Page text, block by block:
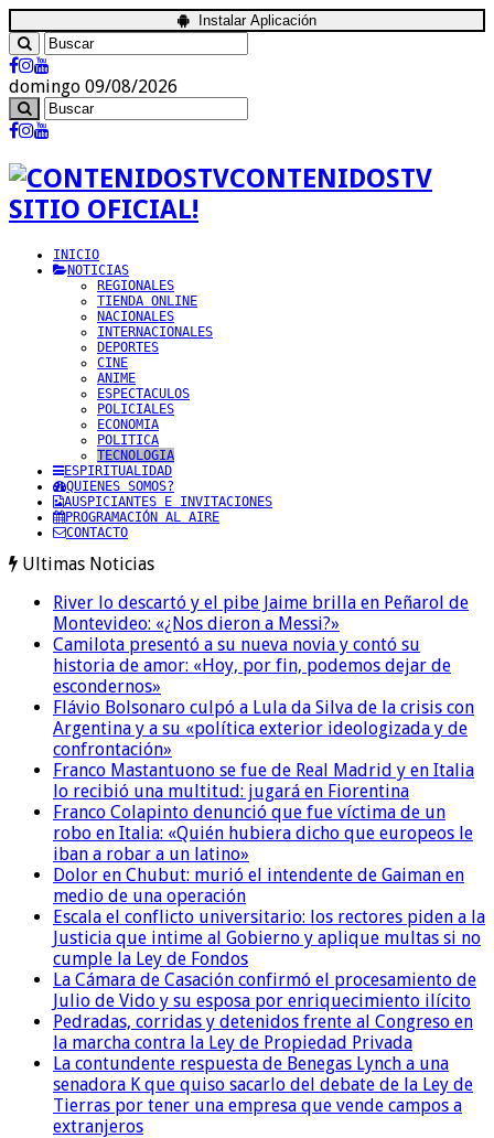
Instalar Aplicación
domingo 09/08/2026
CONTENIDOSTV
SITIO OFICIAL!
INICIO
NOTICIAS
REGIONALES
TIENDA ONLINE
NACIONALES
INTERNACIONALES
DEPORTES
CINE
ANIME
ESPECTACULOS
POLICIALES
ECONOMIA
POLITICA
TECNOLOGIA
ESPIRITUALIDAD
QUIENES SOMOS?
AUSPICIANTES E INVITACIONES
PROGRAMACIÓN AL AIRE
CONTACTO
Ultimas Noticias
River lo descartó y el pibe Jaime brilla en Peñarol de
Montevideo: «¿Nos dieron a Messi?»
Camilota presentó a su nueva novia y contó su
historia de amor: «Hoy, por fin, podemos dejar de
escondernos»
Flávio Bolsonaro culpó a Lula da Silva de la crisis con
Argentina y a su «política exterior ideologizada y de
confrontación»
Franco Mastantuono se fue de Real Madrid y en Italia
lo recibió una multitud: jugará en Fiorentina
Franco Colapinto denunció que fue víctima de un
robo en Italia: «Quién hubiera dicho que europeos le
iban a robar a un latino»
Dolor en Chubut: murió el intendente de Gaiman en
medio de una operación
Escala el conflicto universitario: los rectores piden a la
Justicia que intime al Gobierno y aplique multas si no
cumple la Ley de Fondos
La Cámara de Casación confirmó el procesamiento de
Julio de Vido y su esposa por enriquecimiento ilícito
Pedradas, corridas y detenidos frente al Congreso en
la marcha contra la Ley de Propiedad Privada
La contundente respuesta de Benegas Lynch a una
senadora K que quiso sacarlo del debate de la Ley de
Tierras por tener una empresa que vende campos a
extranjeros